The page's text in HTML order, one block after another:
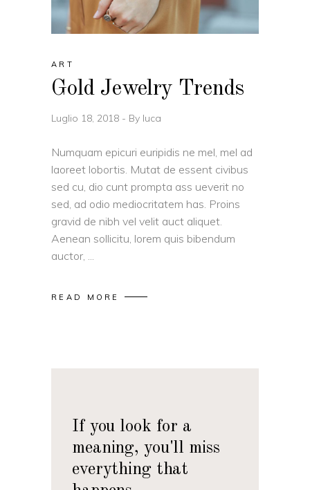
ART
Gold Jewelry Trends
Luglio 18, 2018 By luca
Numquam epicuri euripidis ne mel, mel ad
laoreet lobortis. Mutat de essent civibus
sed cu, dio cunt prompta ass ueverit no
sed, ad odio mediocritatem has. Proins
gravid de nibh vel velit auct aliquet.
Aenean sollicitu, lorem quis bibendum
auctor,
READ MORE
If you look for a
meaning, you'll miss
everything that